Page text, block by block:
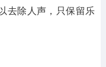
去除人声，只保留乐